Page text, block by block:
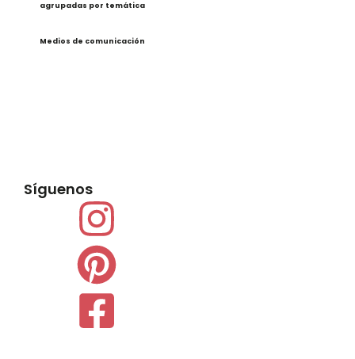
agrupadas por temática
Medios de comunicación
Síguenos